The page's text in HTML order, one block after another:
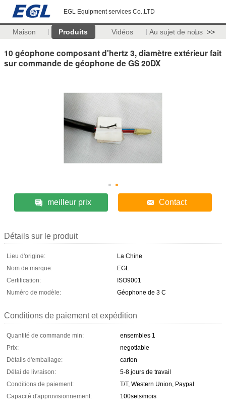
EGL Equipment services Co.,LTD
Maison Produits Vidéos Au sujet de nous >>
10 géophone composant d'hertz 3, diamètre extérieur fait
sur commande de géophone de GS 20DX
meilleur prix Contact
Détails sur le produit
Lieu d'origine:
La Chine
Nom de marque:
EGL
Certification:
ISO9001
Numéro de modèle:
Géophone de 3 C
Conditions de paiement et expédition
Quantité de commande min:
ensembles 1
Prix:
negotiable
Détails d'emballage:
carton
Délai de livraison:
5-8 jours de travail
Conditions de paiement:
T/T, Western Union, Paypal
Capacité d'approvisionnement:
100sets/mois